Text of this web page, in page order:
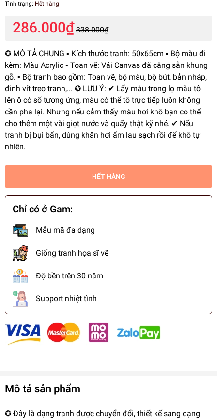
Tình trạng: Hết hàng
286.000₫ 338.000₫
✪ MÔ TẢ CHUNG ▪️ Kích thước tranh: 50x65cm ▪️ Bộ màu đi
kèm: Màu Acrylic ▪️ Toan vẽ: Vải Canvas đã căng sẵn khung
gỗ. ▪️ Bộ tranh bao gồm: Toan vẽ, bộ màu, bộ bút, bản nháp,
đinh vít treo tranh,... ✪ LƯU Ý: ✔ Lấy màu trong lọ màu tô
lên ô có số tương ứng, màu có thể tô trực tiếp luôn không
cần pha lại. Nhưng nếu cảm thấy màu hơi khô bạn có thể
cho thêm một vài giọt nước và quấy thật kỹ nhé. ✔ Nếu
tranh bị bụi bẩn, dùng khăn hơi ẩm lau sạch rồi để khô tự
nhiên.
HẾT HÀNG
Chỉ có ở Gam:
Mẫu mã đa dạng
Giống tranh họa sĩ vẽ
Độ bền trên 30 năm
Support nhiệt tình
Mô tả sản phẩm
✪ Đây là dạng tranh được chuyển đổi, thiết kế sang dạng